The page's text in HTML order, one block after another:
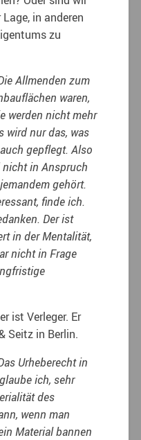
in anderen
zu
Allmenden zum
waren,
werden nicht mehr
wird nur das, was
gepflegt. Also
in Anspruch
gehört.
finde ich.
Der ist
in der Mentalität,
nicht in Frage
ist Verleger. Er
Seitz in Berlin.
Urheberecht in
ich, sehr
des
wenn man
Material bannen